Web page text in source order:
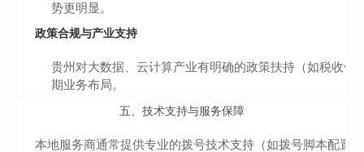
势更明显。
政策合规与产业支持
贵州对大数据、云计算产业有明确的政策扶持（如税收
期业务布局。
五、 技术支持与服务保障
本地服务商通常提供专业的拨号技术支持（如拨号脚本配置